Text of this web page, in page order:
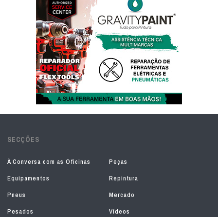
SECÇÕES
À Conversa com as Oficinas
Peças
Equipamentos
Repintura
Pneus
Mercado
Pesados
Vídeos